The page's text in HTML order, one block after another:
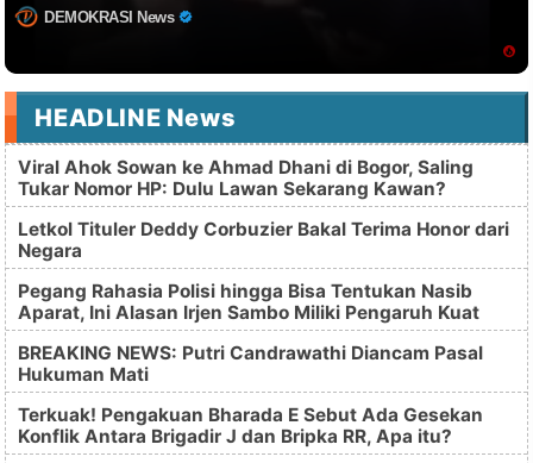
DEMOKRASI News
HEADLINE News
Viral Ahok Sowan ke Ahmad Dhani di Bogor, Saling
Tukar Nomor HP: Dulu Lawan Sekarang Kawan?
Letkol Tituler Deddy Corbuzier Bakal Terima Honor dari
Negara
Pegang Rahasia Polisi hingga Bisa Tentukan Nasib
Aparat, Ini Alasan Irjen Sambo Miliki Pengaruh Kuat
BREAKING NEWS: Putri Candrawathi Diancam Pasal
Hukuman Mati
Terkuak! Pengakuan Bharada E Sebut Ada Gesekan
Konflik Antara Brigadir J dan Bripka RR, Apa itu?